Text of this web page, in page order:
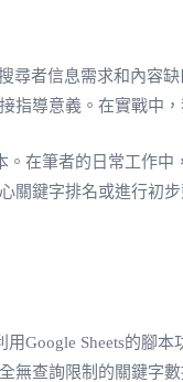
尋者信息需求和內
導意義。在實戰中
在筆者的日常工作
鍵字排名或進行初
Google Sheets的腳
查詢限制的關鍵字